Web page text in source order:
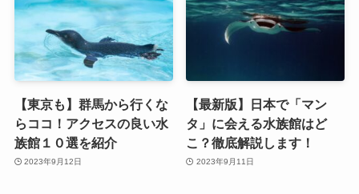
【東京も】群馬から行くな
らココ！アクセスの良い水
族館１０選を紹介
2023年9月12日
【最新版】日本で「マン
タ」に会える水族館はど
こ？徹底解説します！
2023年9月11日